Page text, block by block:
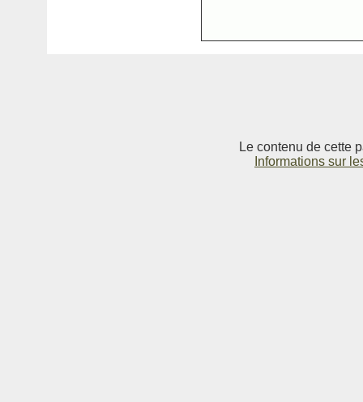
Le contenu de cette
Informations sur